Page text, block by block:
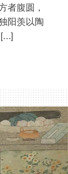
者腹圆，
阳羡以陶
[…]